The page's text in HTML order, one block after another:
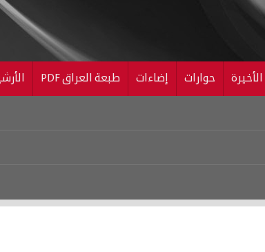
الأخيرة حوارات إضاءات طبعة العراق PDF
القاص